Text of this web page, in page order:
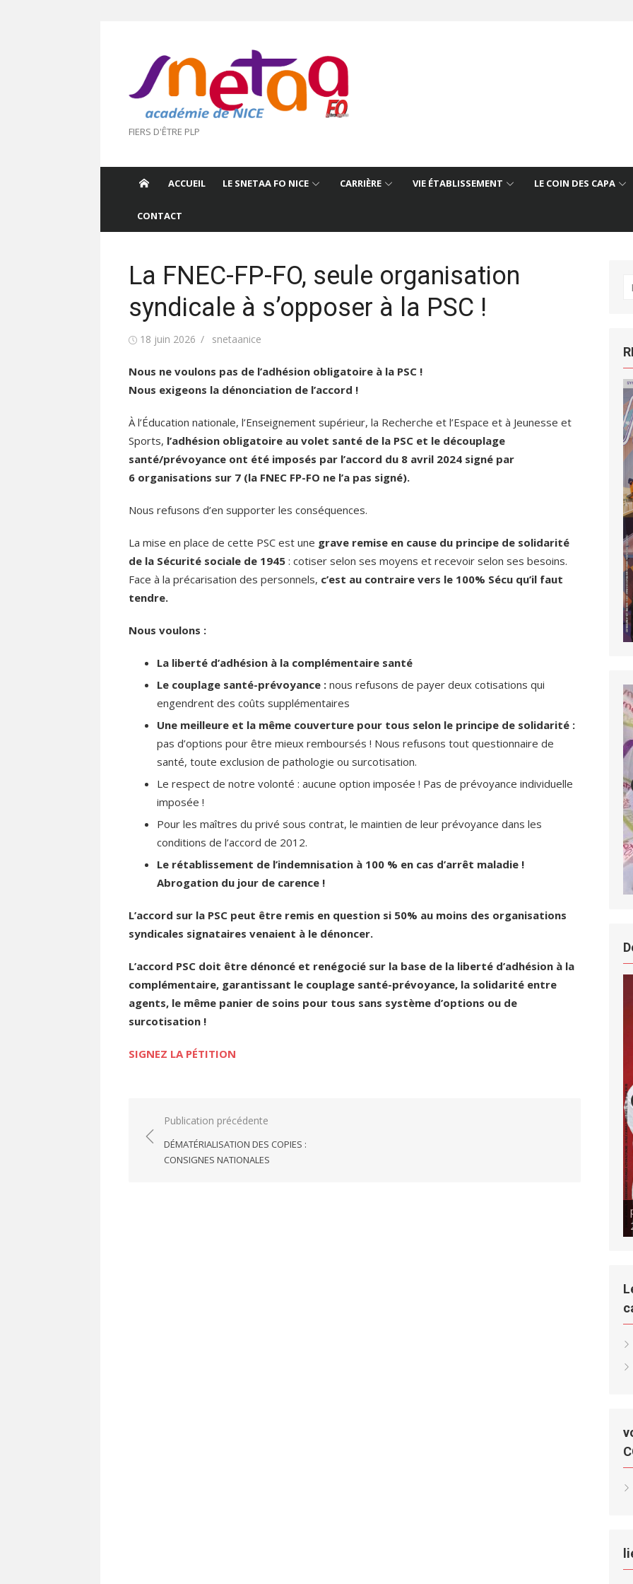
FIERS D'ÊTRE PLP
ACCUEIL LE SNETAA FO NICE CARRIÈRE VIE ÉTABLISSEMENT LE COIN DES CAPA
CONTACT
La FNEC-FP-FO, seule organisation
syndicale à s’opposer à la PSC !
Publié18 juin 2026 Auteur/autrice
snetaanice
Nous ne voulons pas de l’adhésion obligatoire à la PSC !
Nous exigeons la dénonciation de l’accord !
À l’Éducation nationale, l’Enseignement supérieur, la Recherche et l’Espace et à Jeunesse et
Sports, l’adhésion obligatoire au volet santé de la PSC et le découplage
santé/prévoyance ont été imposés par l’accord du 8 avril 2024 signé par
6 organisations sur 7 (la FNEC FP-FO ne l’a pas signé).
Nous refusons d’en supporter les conséquences.
La mise en place de cette PSC est une grave remise en cause du principe de solidarité
de la Sécurité sociale de 1945 : cotiser selon ses moyens et recevoir selon ses besoins.
Face à la précarisation des personnels, c’est au contraire vers le 100% Sécu qu’il faut
tendre.
Nous voulons :
La liberté d’adhésion à la complémentaire santé
Le couplage santé-prévoyance : nous refusons de payer deux cotisations qui
engendrent des coûts supplémentaires
Une meilleure et la même couverture pour tous selon le principe de solidarité :
pas d’options pour être mieux remboursés ! Nous refusons tout questionnaire de
santé, toute exclusion de pathologie ou surcotisation.
Le respect de notre volonté : aucune option imposée ! Pas de prévoyance individuelle
imposée !
Pour les maîtres du privé sous contrat, le maintien de leur prévoyance dans les
conditions de l’accord de 2012.
Le rétablissement de l’indemnisation à 100 % en cas d’arrêt maladie !
Abrogation du jour de carence !
L’accord sur la PSC peut être remis en question si 50% au moins des organisations
syndicales signataires venaient à le dénoncer.
L’accord PSC doit être dénoncé et renégocié sur la base de la liberté d’adhésion à la
complémentaire, garantissant le couplage santé-prévoyance, la solidarité entre
agents, le même panier de soins pour tous sans système d’options ou de
surcotisation !
SIGNEZ LA PÉTITION
Navigation
de
l’article
Publication précédente
DÉMATÉRIALISATION DES COPIES :
CONSIGNES NATIONALES